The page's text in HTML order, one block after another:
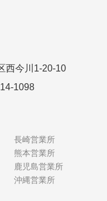
西今川1-20-10
1098
長崎営業所
熊本営業所
鹿児島営業所
沖縄営業所